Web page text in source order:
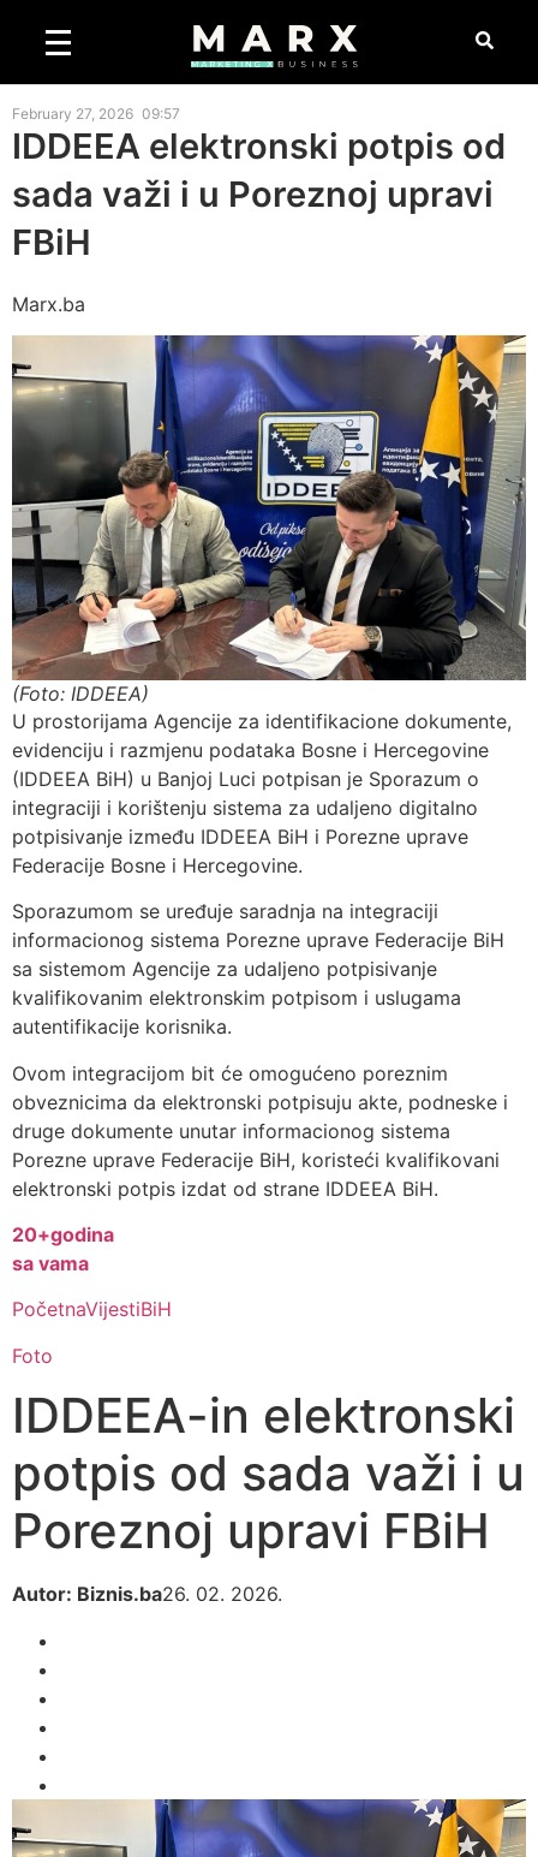
February 27, 2026 09:57
IDDEEA elektronski potpis od
sada važi i u Poreznoj upravi
FBiH
Marx.ba
(Foto: IDDEEA)
U prostorijama Agencije za identifikacione dokumente,
evidenciju i razmjenu podataka Bosne i Hercegovine
(IDDEEA BiH) u Banjoj Luci potpisan je Sporazum o
integraciji i korištenju sistema za udaljeno digitalno
potpisivanje između IDDEEA BiH i Porezne uprave
Federacije Bosne i Hercegovine.
Sporazumom se uređuje saradnja na integraciji
informacionog sistema Porezne uprave Federacije BiH
sa sistemom Agencije za udaljeno potpisivanje
kvalifikovanim elektronskim potpisom i uslugama
autentifikacije korisnika.
Ovom integracijom bit će omogućeno poreznim
obveznicima da elektronski potpisuju akte, podneske i
druge dokumente unutar informacionog sistema
Porezne uprave Federacije BiH, koristeći kvalifikovani
elektronski potpis izdat od strane IDDEEA BiH.
20+godina
sa vama
PočetnaVijestiBiH
Foto
IDDEEA-in elektronski
potpis od sada važi i u
Poreznoj upravi FBiH
Autor: Biznis.ba26. 02. 2026.